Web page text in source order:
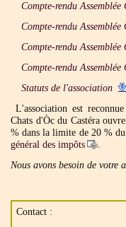
Compte-rendu
Compte-rendu
Compte-rendu
Compte-rendu
Statuts de l'association
L'association est
Chats d'Òc du Castéra
% dans la limite de 20 %
général des impôts
.
Nous avons besoin de votre
Contact :